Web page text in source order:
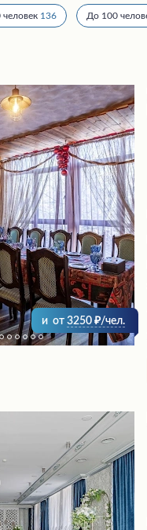
136 До 100
и от 3250 /чел.